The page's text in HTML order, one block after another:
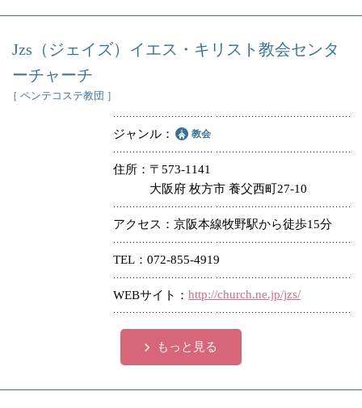
Jzs（ジェイズ）イエス・キリスト教会センタ
ーチャーチ
［ ペンテコステ教団 ］
ジャンル 教会
住所
〒573-1141
大阪府 枚方市 養父西町27-10
アクセス 京阪本線牧野駅から徒歩15分
TEL 072-855-4919
WEBサイト http://church.ne.jp/jzs/
もっと見る